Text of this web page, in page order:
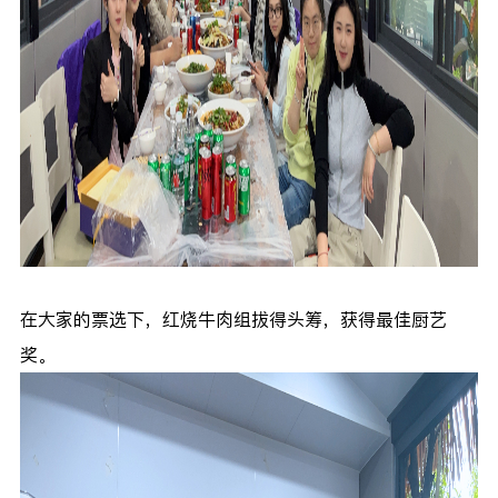
在大家的票选下，红烧牛肉组拔得头筹，获得最佳厨艺
奖。